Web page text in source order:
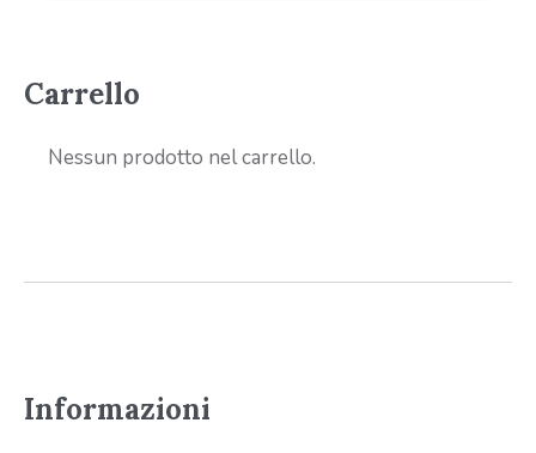
Carrello
Nessun prodotto nel carrello.
Informazioni